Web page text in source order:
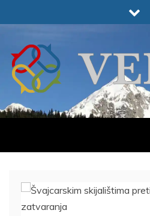
to
VERIGE
ODABRANO